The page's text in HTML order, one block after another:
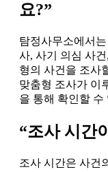
요?”
탐정사무소에서
사, 사기 의심 사
형의 사건을 조사
맞춤형 조사가 이
을 통해 확인할 수
“조사 시간
조사 시간은 사건